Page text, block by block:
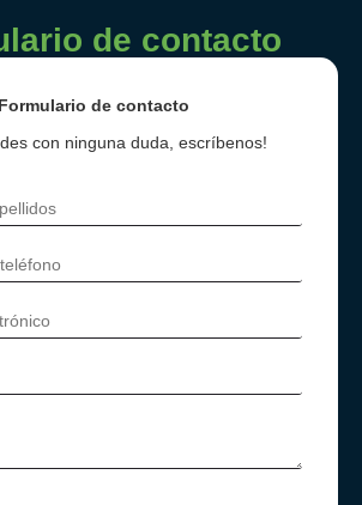
de contacto
Formulario de contacto
con ninguna duda, escríbenos!